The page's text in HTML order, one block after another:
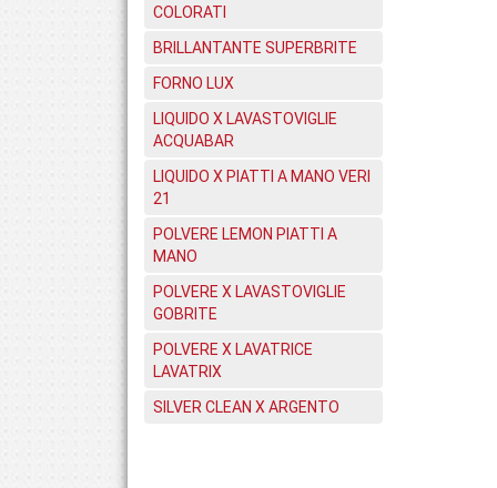
COLORATI
BRILLANTANTE SUPERBRITE
FORNO LUX
LIQUIDO X LAVASTOVIGLIE
ACQUABAR
LIQUIDO X PIATTI A MANO VERI
21
POLVERE LEMON PIATTI A
MANO
POLVERE X LAVASTOVIGLIE
GOBRITE
POLVERE X LAVATRICE
LAVATRIX
SILVER CLEAN X ARGENTO